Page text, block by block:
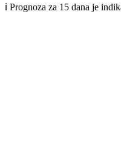
ℹ️ Prognoza za 15 dana je